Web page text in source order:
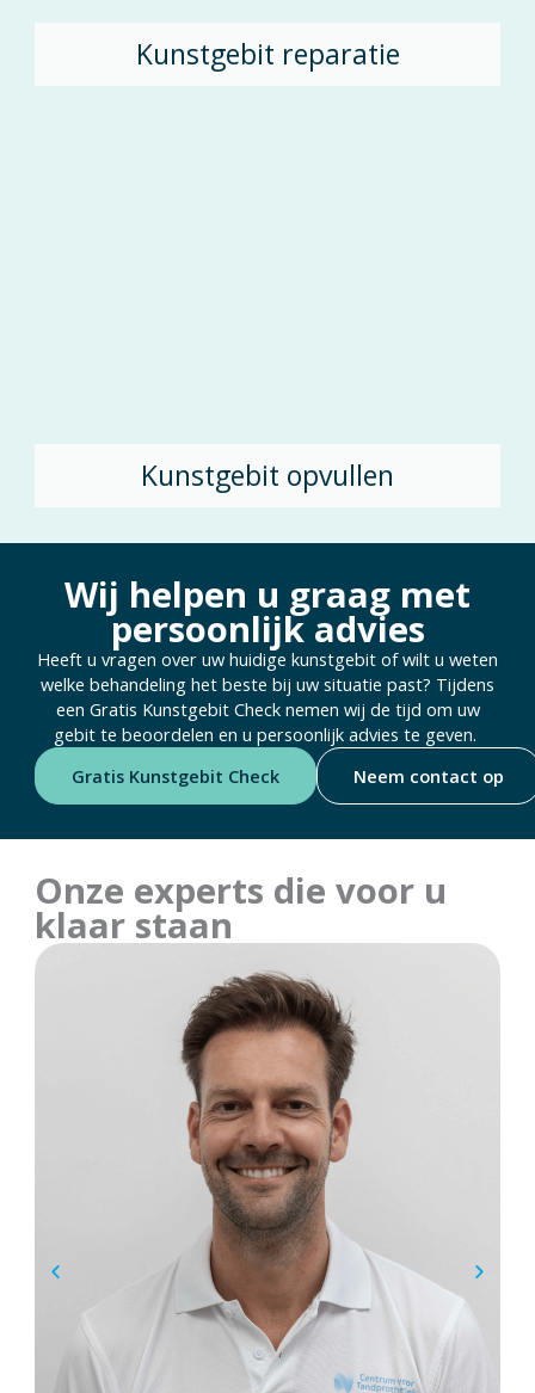
Kunstgebit reparatie
Kunstgebit opvullen
Wij helpen u graag met
persoonlijk advies
Heeft u vragen over uw huidige kunstgebit of wilt u weten
welke behandeling het beste bij uw situatie past? Tijdens
een Gratis Kunstgebit Check nemen wij de tijd om uw
gebit te beoordelen en u persoonlijk advies te geven.
Gratis Kunstgebit Check
Neem contact op
Onze experts die voor u
klaar staan